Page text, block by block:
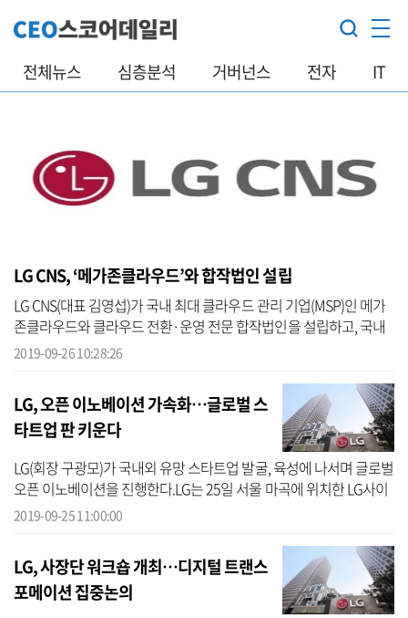
전체뉴스 심층분석 거버넌스 전자 IT
LG CNS, ‘메가존클라우드’와 합작법인 설립
LG CNS(대표 김영섭)가 국내 최대 클라우드 관리 기업(MSP)인 메가
존클라우드와 클라우드 전환·운영 전문 합작법인을 설립하고, 국내
외 클라우드 전환 시장 선점을 본격화한다.양사는 25일 서울역삼동
2019-09-26 10:28:26
LG, 오픈 이노베이션 가속화…글로벌 스
타트업 판 키운다
LG(회장 구광모)가 국내외 유망 스타트업 발굴, 육성에 나서며 글로벌
오픈 이노베이션을 진행한다.LG는 25일 서울 마곡에 위치한 LG사이
언스파크에서 글로벌 유망 스타트업 40개사가 참여하는 ‘LG 스타트
2019-09-25 11:00:00
LG, 사장단 워크숍 개최…디지털 트랜스
포메이션 집중논의